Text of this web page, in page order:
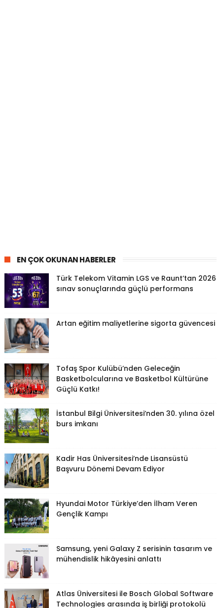
EN ÇOK OKUNAN HABERLER
Türk Telekom Vitamin LGS ve Raunt’tan 2026
sınav sonuçlarında güçlü performans
Artan eğitim maliyetlerine sigorta güvencesi
Tofaş Spor Kulübü’nden Geleceğin
Basketbolcularına ve Basketbol Kültürüne
Güçlü Katkı!
İstanbul Bilgi Üniversitesi’nden 30. yılına özel
burs imkanı
Kadir Has Üniversitesi’nde Lisansüstü
Başvuru Dönemi Devam Ediyor
Hyundai Motor Türkiye’den İlham Veren
Gençlik Kampı
Samsung, yeni Galaxy Z serisinin tasarım ve
mühendislik hikâyesini anlattı
Atlas Üniversitesi ile Bosch Global Software
Technologies arasında iş birliği protokolü